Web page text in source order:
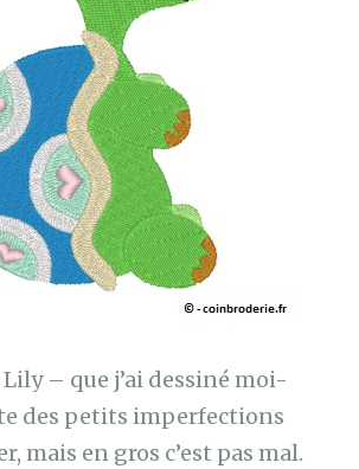
– que j’ai dessiné moi-
des petits imperfections
mais en gros c’est pas mal.